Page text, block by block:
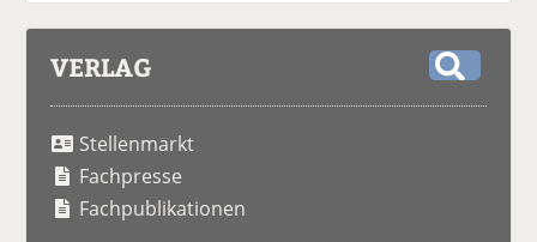
VERLAG
Stellenmarkt
Fachpresse
Fachpublikationen